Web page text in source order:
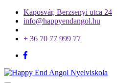
Kaposvár, Berzsenyi utca 24
info@happyendangol.hu
+ 36 70 77 999 77